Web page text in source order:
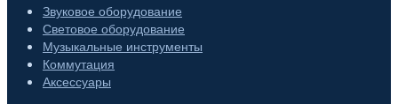
Звуковое оборудование
Световое оборудование
Музыкальные инструменты
Коммутация
Аксессуары